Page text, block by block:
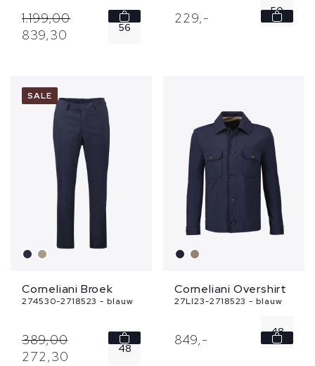
1.199,00
839,30 56
229,- 50
SALE
Corneliani Broek
274530-2718523 - blauw
389,00
272,30 48
Corneliani Overshirt
27LI23-2718523 - blauw
849,- 48